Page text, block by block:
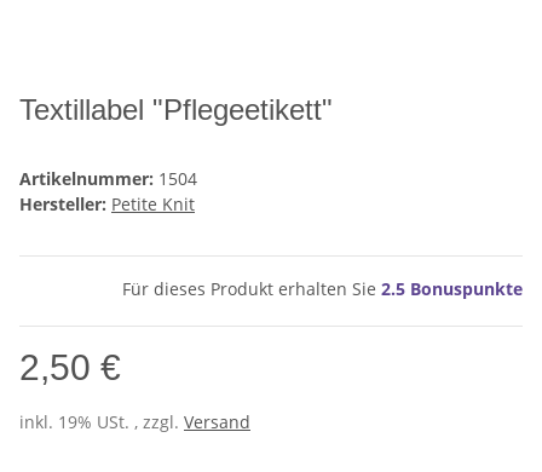
Textillabel "Pflegeetikett"
Artikelnummer: 1504
Hersteller: Petite Knit
Für dieses Produkt erhalten Sie 2.5 Bonuspunkte
2,50 €
inkl. 19% USt. , zzgl. Versand